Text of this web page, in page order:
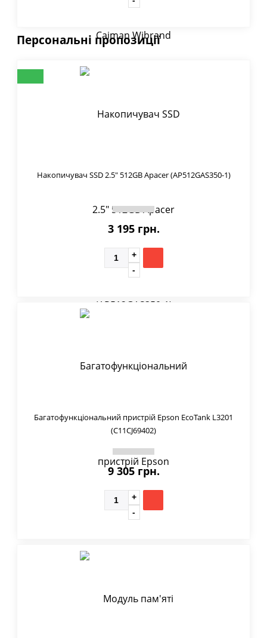
Персональні пропозиції
Накопичувач SSD 2.5" 512GB Apacer (AP512GAS350-1)
3 195 грн.
Багатофункціональний пристрій Epson EcoTank L3201
(C11CJ69402)
9 305 грн.